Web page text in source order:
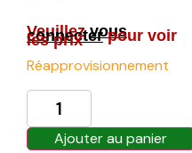
Veuillezvous
connecterpour voir
les prix
Réapprovisionnement
Ajouter au panier